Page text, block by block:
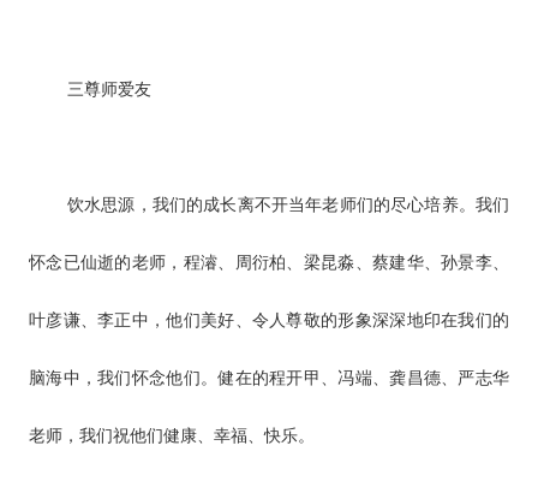
三尊师爱友
饮水思源，我们的成长离不开当年老师们的尽心培养。我们
怀念已仙逝的老师，程濬、周衍柏、梁昆淼、蔡建华、孙景李、
叶彦谦、李正中，他们美好、令人尊敬的形象深深地印在我们的
脑海中，我们怀念他们。健在的程开甲、冯端、龚昌德、严志华
老师，我们祝他们健康、幸福、快乐。